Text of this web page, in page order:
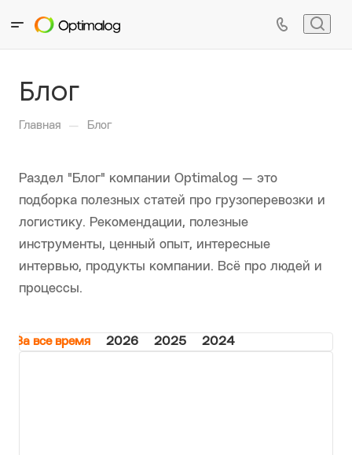
Блог
Главная — Блог
Раздел "Блог" компании Optimalog — это
подборка полезных статей про грузоперевозки и
логистику. Рекомендации, полезные
инструменты, ценный опыт, интересные
интервью, продукты компании. Всё про людей и
процессы.
За все время 2026 2025 2024